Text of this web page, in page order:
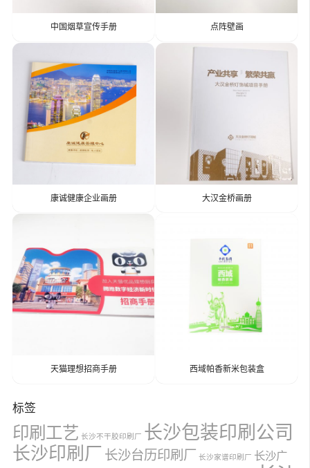
中国烟草宣传手册 点阵壁画
康诚健康企业画册 大汉金桥画册
天猫理想招商手册 西域帕香新米包装盒
标签
印刷工艺 长沙不干胶印刷厂 长沙包装印刷公司
长沙印刷厂 长沙台历印刷厂 长沙家谱印刷厂 长沙广